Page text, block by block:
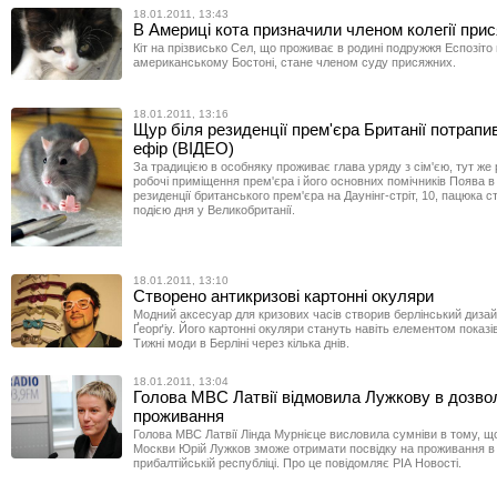
18.01.2011, 13:43
В Америці кота призначили членом колегії
Кіт на прізвисько Сел, що проживає в родині подружжя Еспозіто
американському Бостоні, стане членом суду присяжних.
18.01.2011, 13:16
Щур біля резиденції прем'єра Британії
ефір (ВІДЕО)
За традицією в особняку проживає глава уряду з сім'єю, тут же
робочі приміщення прем'єра і його основних помічників Поява в
резиденції британського прем'єра на Даунінг-стріт, 10, пацюка
подією дня у Великобританії.
18.01.2011, 13:10
Створено антикризові картонні окуляри
Модний аксесуар для кризових часів створив берлінський
Ґеорґіу. Його картонні окуляри стануть навіть елементом
Тижні моди в Берліні через кілька днів.
18.01.2011, 13:04
Голова МВС Латвії відмовила Лужкову в
проживання
Голова МВС Латвії Лінда Мурнієце висловила сумніви в тому,
Москви Юрій Лужков зможе отримати посвідку на проживання в
прибалтійській республіці. Про це повідомляє РІА Новості.